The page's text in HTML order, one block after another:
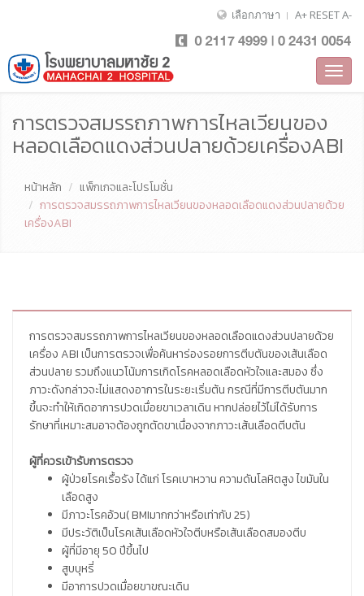
เลือกภาษา A+ RESETA-
การตรวจสมรรถภาพการไหลเวียนของ
หลอดเลือดแดงส่วนปลายด้วยเครื่องABI
หน้าหลัก
แพ็กเกจและโปรโมชั่น
การตรวจสมรรถภาพการไหลเวียนของหลอดเลือดแดงส่วนปลายด้วย
เครื่องABI
การตรวจสมรรถภาพการไหลเวียนของหลอดเลือดแดงส่วนปลายด้วย
เครื่อง ABI เป็นการตรวจเพื่อค้นหาร่องรอยการตีบตันของเส้นเลือด
ส่วนปลาย รวมถึงแนวโน้มการเกิดโรคหลอดเลือดหัวใจและสมอง ซึ่ง
ภาวะดังกล่าวจะไม่แสดงอาการในระยะเริ่มต้น กรณีที่มีการตีบตันมาก
ขึ้นจะทำให้เกิดอาการปวดเมื่อยขาเวลาเดิน หากปล่อยไว้ไม่ได้รับการ
รักษาที่เหมาะสมอาจต้องถูกตัดขาเนื่องจากภาวะเส้นเลือดตีบตัน
ผู้ที่ควรเข้ารับการตรวจ
ผู้ป่วยโรคเรื้อรัง ได้แก่ โรคเบาหวาน ความดันโลหิตสูง ไขมันใน
เลือดสูง
มีภาวะโรคอ้วน( BMIมากกว่าหรือเท่ากับ 25)
มีประวัติเป็นโรคเส้นเลือดหัวใจตีบหรือเส้นเลือดสมองตีบ
ผู้ที่มีอายุ 50 ปีขึ้นไป
สูบบุหรี่
มีอาการปวดเมื่อยขาขณะเดิน